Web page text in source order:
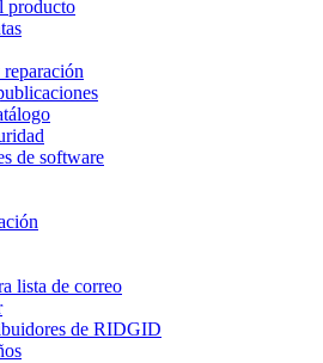
producto
de software
lista de correo
de RIDGID